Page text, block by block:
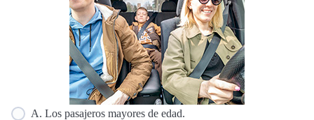
A. Los pasajeros mayores de edad.